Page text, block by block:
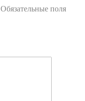
Обязательные поля